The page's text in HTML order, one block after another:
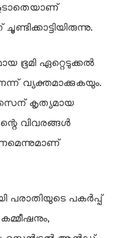
ഭൂമി ഏറ്റെടുക്കൽ
വ്യക്തമാക്കുകയും.
കൃത്യമായ
വിവരങ്ങൾ
പരാതിയുടെ പകർപ്പ്